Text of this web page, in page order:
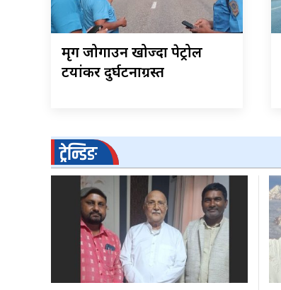
मृग जोगाउन खोज्दा पेट्रोल
टयांकर दुर्घटनाग्रस्त
ट्रेन्डिङ